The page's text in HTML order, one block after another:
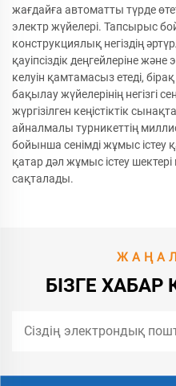
жағдайға автоматты түрде
электр жүйелері. Тапсырыс
конструкциялық негіздің
қауіпсіздік деңгейлеріне
келуін қамтамасыз етеді,
бақылау жүйелерінің негізгі
жүргізілген кеңістіктік
айналмалы турникеттің
бойынша сенімді жұмыс істеу
қатар дәл жұмыс істеу шектері
сақталады.
БІЗГЕ